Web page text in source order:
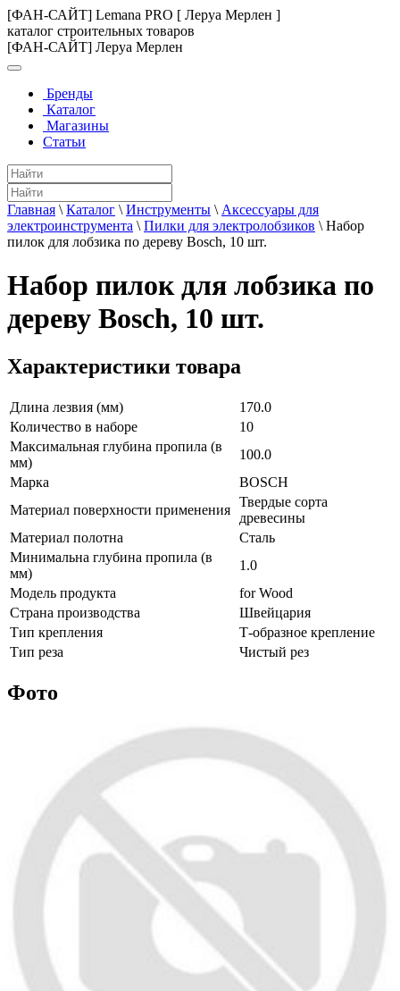
[ФАН-САЙТ] Lemana PRO [ Леруа Мерлен ]
каталог строительных товаров
[ФАН-САЙТ] Леруа Мерлен
Бренды
Каталог
Магазины
Статьи
Главная \ Каталог \ Инструменты \ Аксессуары для
электроинструмента \ Пилки для электролобзиков \ Набор
пилок для лобзика по дереву Bosch, 10 шт.
Набор пилок для лобзика по
дереву Bosch, 10 шт.
Характеристики товара
Длина лезвия (мм)
170.0
Количество в наборе
10
Максимальная глубина пропила (в
мм)
100.0
Марка
BOSCH
Материал поверхности применения
Твердые сорта
древесины
Материал полотна
Сталь
Минимальна глубина пропила (в
мм)
1.0
Модель продукта
for Wood
Страна производства
Швейцария
Тип крепления
Т-образное крепление
Тип реза
Чистый рез
Фото